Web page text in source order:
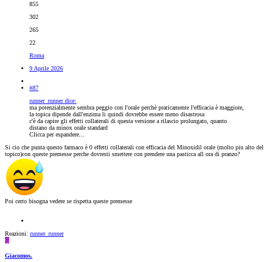
855
302
265
22
Roma
9 Aprile 2026
#87
runner_runner dice:
ma potenzialmente sembra peggio con l'orale perchè praticamente l'efficacia è maggiore,
la topica dipende dall'enzima li quindi dovrebbe essere meno disastrosa
c'è da capire gli effetti collaterali di questa versione a rilascio prolungato, quanto
distano da minox orale standard
Clicca per espandere...
Si cio che punta questo farmaco è 0 effetti collaterali con efficacia del Minoxidil orale (molto piu alto del
topico)con queste premesse perche dovresti smettere con prendere una pasticca all ora di pranzo?
Poi certo bisogna vedere se rispetta queste premesse
Reazioni: runner_runner
G
Giacomos.